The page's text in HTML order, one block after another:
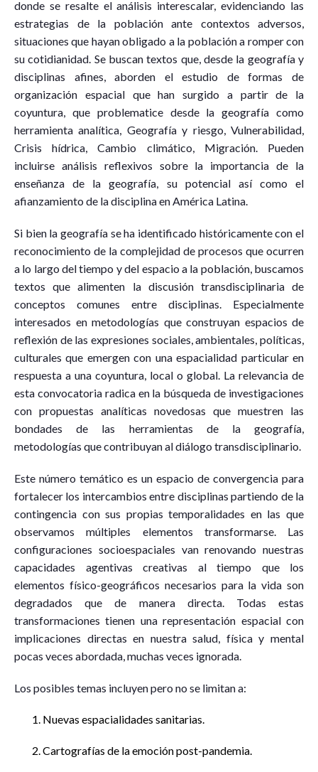
donde se resalte el análisis interescalar, evidenciando las
estrategias de la población ante contextos adversos,
situaciones que hayan obligado a la población a romper con
su cotidianidad. Se buscan textos que, desde la geografía y
disciplinas afines, aborden el estudio de formas de
organización espacial que han surgido a partir de la
coyuntura, que problematice desde la geografía como
herramienta analítica, Geografía y riesgo, Vulnerabilidad,
Crisis hídrica, Cambio climático, Migración. Pueden
incluirse análisis reflexivos sobre la importancia de la
enseñanza de la geografía, su potencial así como el
afianzamiento de la disciplina en América Latina.
Si bien la geografía se ha identificado históricamente con el
reconocimiento de la complejidad de procesos que ocurren
a lo largo del tiempo y del espacio a la población, buscamos
textos que alimenten la discusión transdisciplinaria de
conceptos comunes entre disciplinas. Especialmente
interesados en metodologías que construyan espacios de
reflexión de las expresiones sociales, ambientales, políticas,
culturales que emergen con una espacialidad particular en
respuesta a una coyuntura, local o global. La relevancia de
esta convocatoria radica en la búsqueda de investigaciones
con propuestas analíticas novedosas que muestren las
bondades de las herramientas de la geografía,
metodologías que contribuyan al diálogo transdisciplinario.
Este número temático es un espacio de convergencia para
fortalecer los intercambios entre disciplinas partiendo de la
contingencia con sus propias temporalidades en las que
observamos múltiples elementos transformarse. Las
configuraciones socioespaciales van renovando nuestras
capacidades agentivas creativas al tiempo que los
elementos físico-geográficos necesarios para la vida son
degradados que de manera directa. Todas estas
transformaciones tienen una representación espacial con
implicaciones directas en nuestra salud, física y mental
pocas veces abordada, muchas veces ignorada.
Los posibles temas incluyen pero no se limitan a:
Nuevas espacialidades sanitarias.
Cartografías de la emoción post-pandemia.